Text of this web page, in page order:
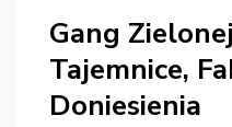
Gang
Tajemnice,
Doniesienia